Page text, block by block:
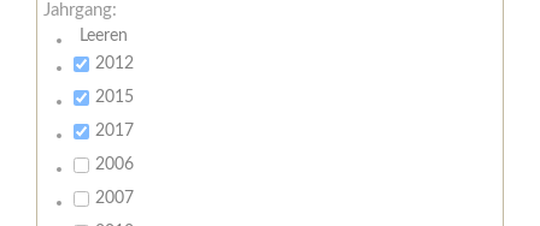
Jahrgang:
Leeren
2012
2015
2017
2006
2007